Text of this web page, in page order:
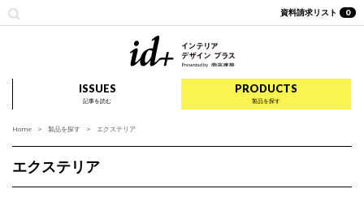
資料請求リスト 0
ISSUES
記事を読む
PRODUCTS
製品を探す
Home 製品を探す エクステリア
エクステリア